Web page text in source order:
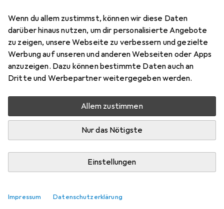
Wenn du allem zustimmst, können wir diese Daten
darüber hinaus nutzen, um dir personalisierte Angebote
zu zeigen, unsere Webseite zu verbessern und gezielte
Werbung auf unseren und anderen Webseiten oder Apps
anzuzeigen. Dazu können bestimmte Daten auch an
Dritte und Werbepartner weitergegeben werden.
Allem zustimmen
Nur das Nötigste
Einstellungen
Impressum Datenschutzerklärung
Preis in EUR inkl. MwSt.
Bewertungen Marke
Mehr von Dipos
Mo, 10.8. geliefert
Mehr als 10 Stück an Lager beim Drittanbieter
Lieferort angeben für genaue Lieferzeit